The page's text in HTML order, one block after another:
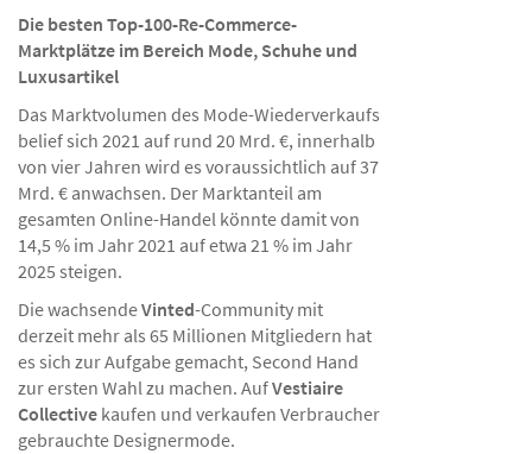
Die besten Top-100-Re-Commerce-
Marktplätze im Bereich Mode, Schuhe und
Luxusartikel
Das Marktvolumen des Mode-Wiederverkaufs
belief sich 2021 auf rund 20 Mrd. €, innerhalb
von vier Jahren wird es voraussichtlich auf 37
Mrd. € anwachsen. Der Marktanteil am
gesamten Online-Handel könnte damit von
14,5 % im Jahr 2021 auf etwa 21 % im Jahr
2025 steigen.
Die wachsendeVinted-Community mit
derzeit mehr als 65 Millionen Mitgliedern hat
es sich zur Aufgabe gemacht, Second Hand
zur ersten Wahl zu machen. AufVestiaire
Collective kaufen und verkaufen Verbraucher
gebrauchte Designermode.